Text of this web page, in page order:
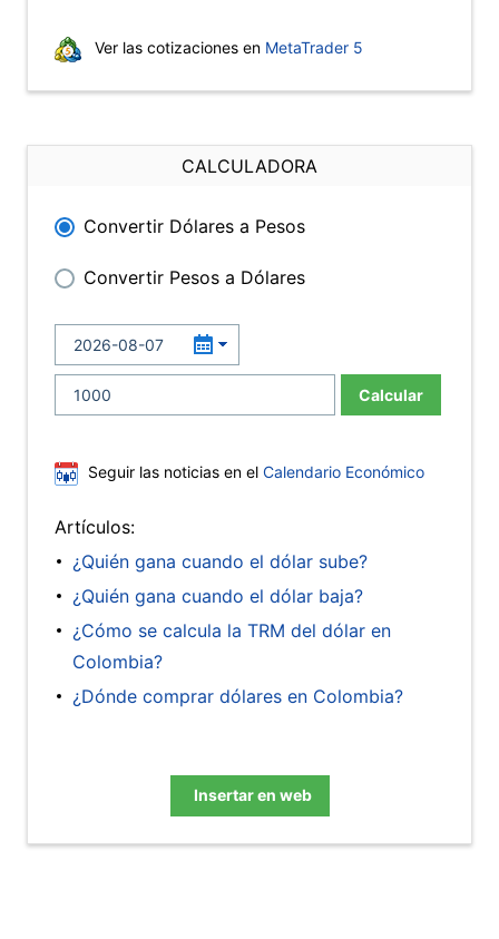
Ver las cotizaciones en MetaTrader 5
CALCULADORA
Convertir Dólares a Pesos
Convertir Pesos a Dólares
Calcular
Seguir las noticias en el Calendario Económico
Artículos:
¿Quién gana cuando el dólar sube?
¿Quién gana cuando el dólar baja?
¿Cómo se calcula la TRM del dólar en
Colombia?
¿Dónde comprar dólares en Colombia?
Insertar en web